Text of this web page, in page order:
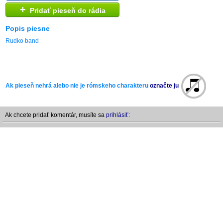
+ Pridať pieseň do rádia
Popis piesne
Rudko band
Ak pieseň nehrá alebo nie je rómskeho charakteru označte ju
Ak chcete pridať komentár, musíte sa prihlásiť: